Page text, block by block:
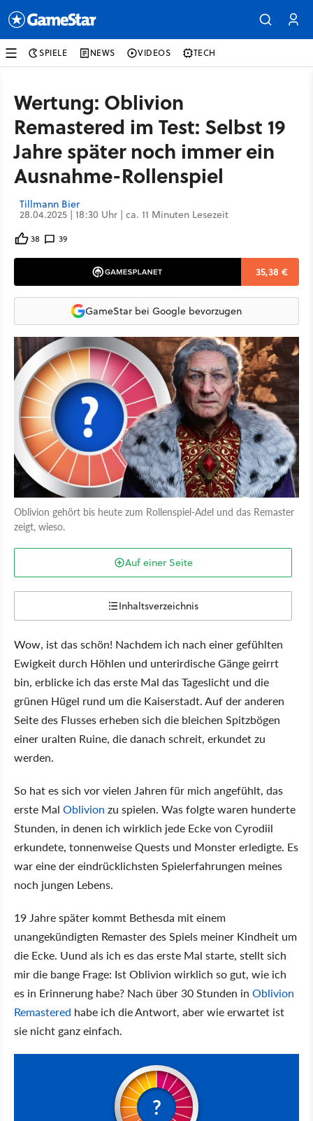
SPIELE NEWS VIDEOS TECH
Wertung: Oblivion
Remastered im Test: Selbst 19
Jahre später noch immer ein
Ausnahme-Rollenspiel
Tillmann Bier
28.04.2025 | 18:30 Uhr | ca. 11 Minuten Lesezeit
38 39
35,38 €
GameStar bei Google bevorzugen
Oblivion gehört bis heute zum Rollenspiel-Adel und das Remaster
zeigt, wieso.
Auf einer Seite
Inhaltsverzeichnis
Wow, ist das schön! Nachdem ich nach einer gefühlten
Ewigkeit durch Höhlen und unterirdische Gänge geirrt
bin, erblicke ich das erste Mal das Tageslicht und die
grünen Hügel rund um die Kaiserstadt. Auf der anderen
Seite des Flusses erheben sich die bleichen Spitzbögen
einer uralten Ruine, die danach schreit, erkundet zu
werden.
So hat es sich vor vielen Jahren für mich angefühlt, das
erste Mal Oblivion zu spielen. Was folgte waren hunderte
Stunden, in denen ich wirklich jede Ecke von Cyrodiil
erkundete, tonnenweise Quests und Monster erledigte. Es
war eine der eindrücklichsten Spielerfahrungen meines
noch jungen Lebens.
19 Jahre später kommt Bethesda mit einem
unangekündigten Remaster des Spiels meiner Kindheit um
die Ecke. Uund als ich es das erste Mal starte, stellt sich
mir die bange Frage: Ist Oblivion wirklich so gut, wie ich
es in Erinnerung habe? Nach über 30 Stunden in Oblivion
Remastered habe ich die Antwort, aber wie erwartet ist
sie nicht ganz einfach.
?